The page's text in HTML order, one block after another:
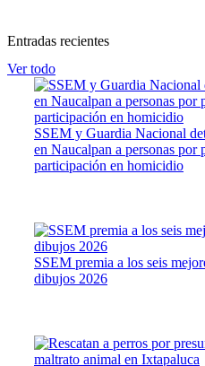
Entradas recientes
Ver todo
SSEM y Guardia Nacional
en Naucalpan a personas por
participación en homicidio
SSEM premia a los seis
dibujos 2026